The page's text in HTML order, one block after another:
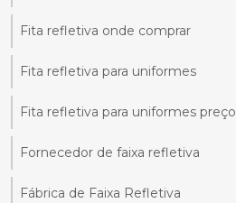
Fita refletiva onde comprar
Fita refletiva para uniformes
Fita refletiva para uniformes preço
Fornecedor de faixa refletiva
Fábrica de Faixa Refletiva